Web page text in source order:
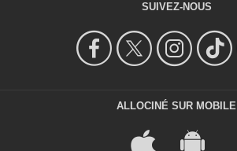
SUIVEZ-NOUS
ALLOCINÉ SUR MOBILE